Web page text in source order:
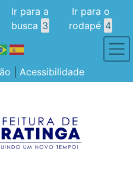
Ir para a
busca 3
Ir para o
rodapé 4
Acessibilidade